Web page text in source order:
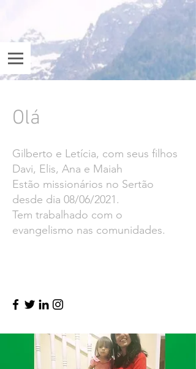
Olá
Gilberto e Letícia, com seus filhos
Davi, Elis, Ana e Maiah
Estão missionários no Sertão
desde dia 08/06/2021.
Tem trabalhado com o
evangelismo nas comunidades.